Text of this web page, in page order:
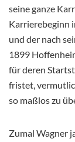
seine ganze
Karrierebeginn
und der nach
1899
für deren
fristet,
so maßlos zu
Zumal Wagner